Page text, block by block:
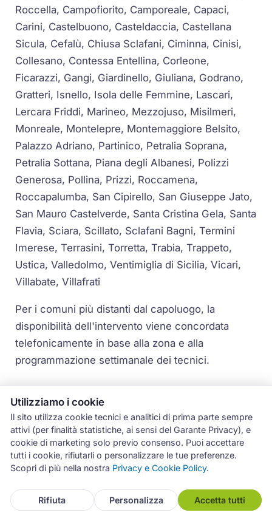
Roccella, Campofiorito, Camporeale, Capaci,
Carini, Castelbuono, Casteldaccia, Castellana
Sicula, Cefalù, Chiusa Sclafani, Ciminna, Cinisi,
Collesano, Contessa Entellina, Corleone,
Ficarazzi, Gangi, Giardinello, Giuliana, Godrano,
Gratteri, Isnello, Isola delle Femmine, Lascari,
Lercara Friddi, Marineo, Mezzojuso, Misilmeri,
Monreale, Montelepre, Montemaggiore Belsito,
Palazzo Adriano, Partinico, Petralia Soprana,
Petralia Sottana, Piana degli Albanesi, Polizzi
Generosa, Pollina, Prizzi, Roccamena,
Roccapalumba, San Cipirello, San Giuseppe Jato,
San Mauro Castelverde, Santa Cristina Gela, Santa
Flavia, Sciara, Scillato, Sclafani Bagni, Termini
Imerese, Terrasini, Torretta, Trabia, Trappeto,
Ustica, Valledolmo, Ventimiglia di Sicilia, Vicari,
Villabate, Villafrati
Per i comuni più distanti dal capoluogo, la
disponibilità dell'intervento viene concordata
telefonicamente in base alla zona e alla
programmazione settimanale dei tecnici.
Come Prenotare l'Assistenza
Beko a Palermo
Chiamaci al +39 3486102520negli orari di
servizio oppure scrivi ainfo@assistenza-
Utilizziamo i cookie
Il sito utilizza cookie tecnici e analitici di prima parte sempre
attivi (per finalità statistiche, ai sensi del Garante Privacy), e
cookie di marketing solo previo consenso. Puoi accettare
tutti i cookie, rifiutarli o personalizzare le tue preferenze.
Scopri di più nella nostra Privacy e Cookie Policy.
Rifiuta Personalizza Accetta tutti